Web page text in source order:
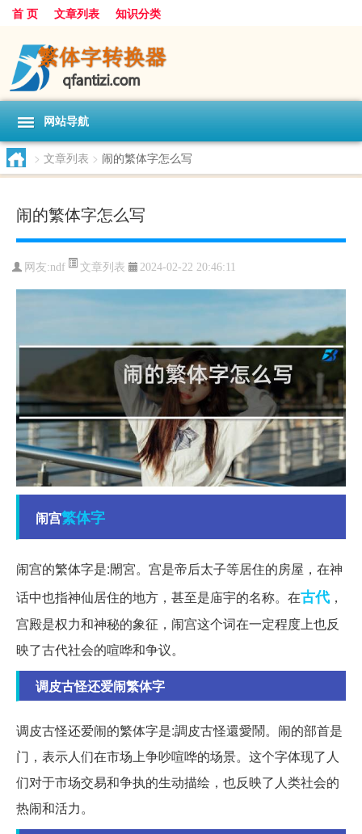
首 页 文章列表 知识分类
网站导航
> 文章列表 > 闹的繁体字怎么写
闹的繁体字怎么写
网友:ndf 文章列表 2024-02-22 20:46:11
闹宫繁体字
闹宫的繁体字是:閙宮。宫是帝后太子等居住的房屋，在神
话中也指神仙居住的地方，甚至是庙宇的名称。在古代 ，
宫殿是权力和神秘的象征，闹宫这个词在一定程度上也反
映了古代社会的喧哗和争议。
调皮古怪还爱闹繁体字
调皮古怪还爱闹的繁体字是:調皮古怪還愛鬧。闹的部首是
门，表示人们在市场上争吵喧哗的场景。这个字体现了人
们对于市场交易和争执的生动描绘，也反映了人类社会的
热闹和活力。